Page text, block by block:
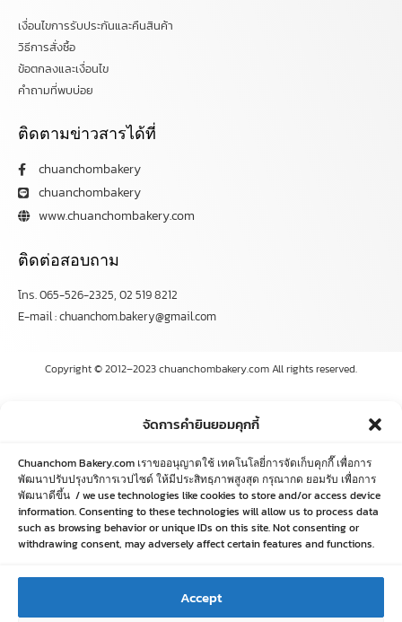
จัดการคำยินยอมคุกกี้
Chuanchom Bakery.com เราขออนุญาตใช้ เทคโนโลยี่การจัดเก็บคุกกี๊ เพื่อการ
พัฒนาปรับปรุงบริการเวปไซด์ ให้มีประสิทธฺภาพสูงสุด กรุณากด ยอมรับ เพื่อการ
พัฒนาดีขึ้น / we use technologies like cookies to store and/or access device
information. Consenting to these technologies will allow us to process data
such as browsing behavior or unique IDs on this site. Not consenting or
withdrawing consent, may adversely affect certain features and functions.
Accept
เงื่อนไขการรับประกันและคืนสินค้า
วิธีการสั่งซื้อ
ข้อตกลงและเงื่อนไข
คำถามที่พบบ่อย
ติดตามข่าวสารได้ที่
chuanchombakery
chuanchombakery
www.chuanchombakery.com
ติดต่อสอบถาม
โทร. 065-526-2325, 02 519 8212
E-mail : chuanchom.bakery@gmail.com
Copyright © 2012–2023 chuanchombakery.com All rights reserved.